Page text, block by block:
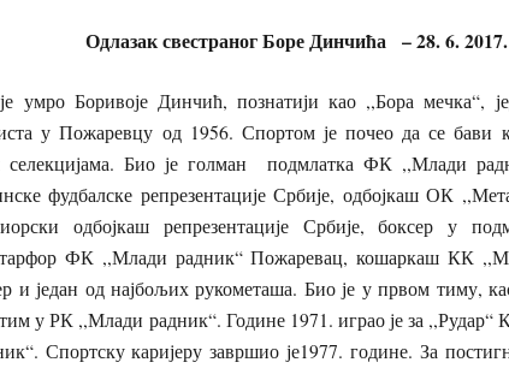
Одлазак свестраног Боре Динчића – 28. 6. 2017.
умро Боривоје Динчић, познатији као ,,Бора мечка“,
у Пожаревцу од 1956. Спортом је почео да се
Био је голман подмлатка ФК ,,Млади
фудбалске репрезентације Србије, одбојкаш ОК
одбојкаш репрезентације Србије, боксер у
ФК ,,Млади радник“ Пожаревац, кошаркаш КК
и један од најбољих рукометаша. Био је у првом тиму,
у РК ,,Млади радник“. Године 1971. играо је за ,,Рудар“
Спортску каријеру завршио је1977. године. За